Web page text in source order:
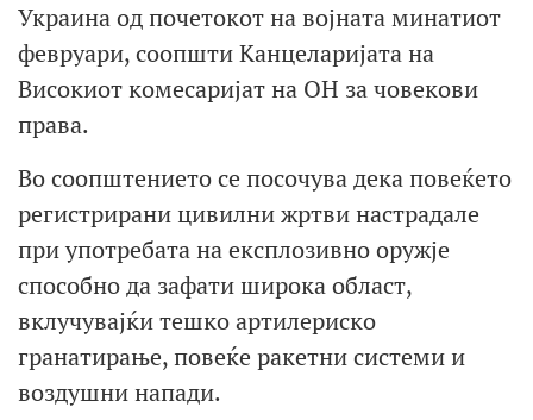
Украина од почетокот на војната минатиот
февруари, соопшти Канцеларијата на
Високиот комесаријат на ОН за човекови
права.
Во соопштението се посочува дека повеќето
регистрирани цивилни жртви настрадале
при употребата на експлозивно оружје
способно да зафати широка област,
вклучувајќи тешко артилериско
гранатирање, повеќе ракетни системи и
воздушни напади.